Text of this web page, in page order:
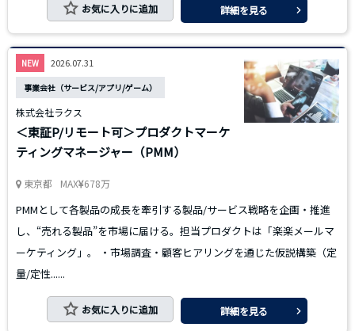
お気に入りに追加 詳細を見る
NEW 2026.07.31
事業会社（サービス/アプリ/ゲーム）
株式会社ラクス
＜東証P/リモート可＞プロダクトマーケ
ティングマネージャー（PMM）
東京都 MAX 678万
PMMとして各製品の成長を牽引する製品/サービス戦略を企画・推進
し、“売れる製品”を市場に届ける。担当プロダクトは「楽楽メールマ
ーケティング」。 ・市場調査・顧客ヒアリングを通じた仮説構築（定
量/定性......
お気に入りに追加 詳細を見る